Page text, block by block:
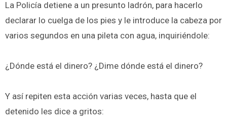
La Policía detiene a un presunto ladrón, para hacerlo
declarar lo cuelga de los pies y le introduce la cabeza por
varios segundos en una pileta con agua, inquiriéndole:
¿Dónde está el dinero? ¿Dime dónde está el dinero?
Y así repiten esta acción varias veces, hasta que el
detenido les dice a gritos: